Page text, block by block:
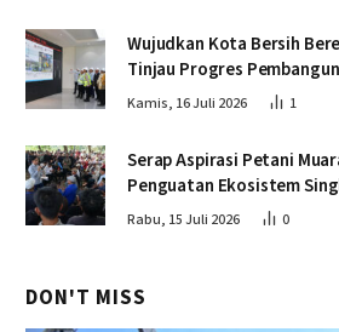
Wujudkan Kota Bersih
Tinjau Progres
Kamis, 16 Juli 2026 1
Serap Aspirasi Petani
Penguatan Ekosistem
Swasembada Pangan
Rabu, 15 Juli 2026 0
DON'T MISS